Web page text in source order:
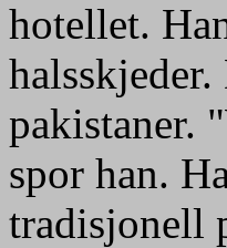
hotellet.
pakistaner.
spor han.
tradisjonell